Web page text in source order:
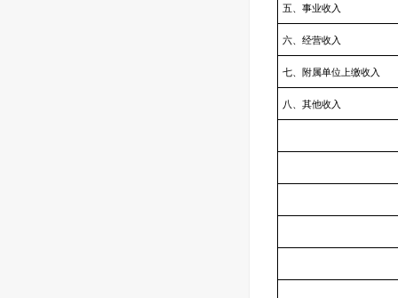
五、事业收入
六、经营收入
七、附属单位上缴收入
八、其他收入